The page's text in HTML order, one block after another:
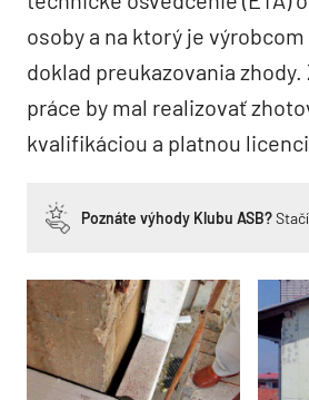
osoby a na ktorý je
doklad preukazovania
práce by mal realizovať
kvalifikáciou a platnou
Poznáte výhody Klubu ASB?